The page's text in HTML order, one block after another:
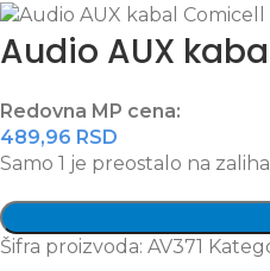
Audio AUX
Redovna MP cena:
489,96 RSD
Samo 1 je preostalo na
Šifra proizvoda: AV371